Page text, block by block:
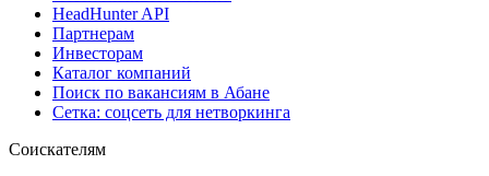
HeadHunter API
Партнерам
Инвесторам
Каталог компаний
Поиск по вакансиям в Абане
Сетка: соцсеть для нетворкинга
Соискателям